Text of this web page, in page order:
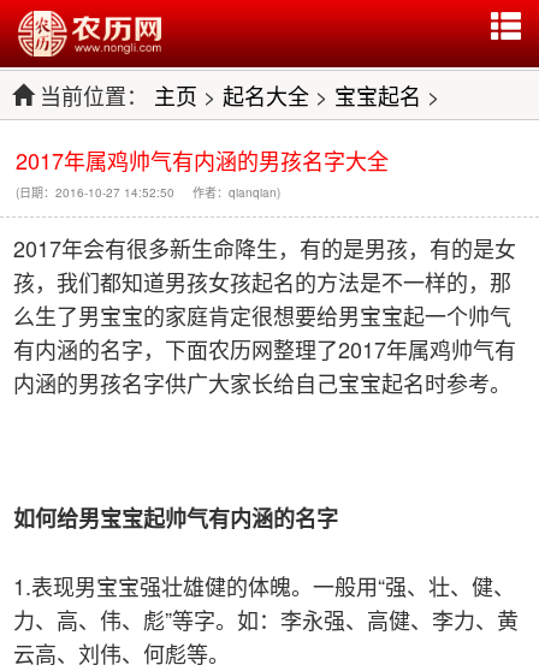
当前位置： 主页 > 起名大全 > 宝宝起名 >
2017年属鸡帅气有内涵的男孩名字大全
(日期：2016-10-27 14:52:50 作者：qianqian)
2017年会有很多新生命降生，有的是男孩，有的是女
孩，我们都知道男孩女孩起名的方法是不一样的，那
么生了男宝宝的家庭肯定很想要给男宝宝起一个帅气
有内涵的名字，下面农历网整理了2017年属鸡帅气有
内涵的男孩名字供广大家长给自己宝宝起名时参考。
如何给男宝宝起帅气有内涵的名字
1.表现男宝宝强壮雄健的体魄。一般用“强、壮、健、
力、高、伟、彪”等字。如：李永强、高健、李力、黄
云高、刘伟、何彪等。